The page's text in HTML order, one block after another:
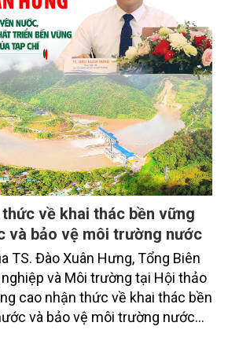
về khai thác bền vững
và bảo vệ môi trường nước
TS. Đào Xuân Hưng, Tổng Biên
và Môi trường tại Hội thảo
cao nhận thức về khai thác bền
và bảo vệ môi trường nước